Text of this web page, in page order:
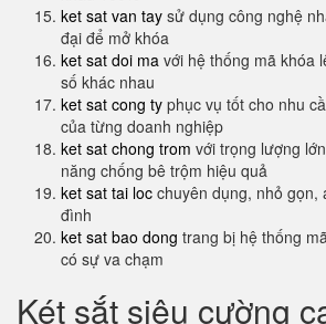
ket sat van tay sử dụng công nghệ
đại để mở khóa
ket sat doi ma với hệ thống mã khóa
số khác nhau
ket sat cong ty phục vụ tốt cho nhu
của từng doanh nghiệp
ket sat chong trom với trọng lượng
năng chống bê trộm hiệu quả
ket sat tai loc chuyên dụng, nhỏ gọn,
đình
ket sat bao dong trang bị hệ thống
có sự va chạm
Két sắt siêu cường